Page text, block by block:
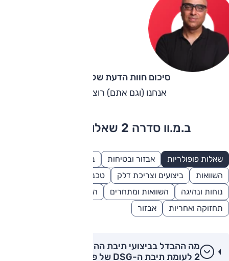
סיכום חוות הדעת של קינן כהן
אנחנו (וגם אתם) רוצים אחת.
ב.מ.וו סדרה 2 שאלות ותשובות
שאלות פופולריות אבזור ובטיחות בטיחות
השוואות
ביצועים וצריכת דלק טכנולוגיה
נוחות ונהיגה
השוואות ומתחרים
השוואה ותחרות
תחזוקה ואחריות
אבזור
מה ההבדל בביצועי תיבת ההילוכים של ב.מ.וו סדרה
2 לעומת תיבת ה-DSG של פולקסווגן גולף GTI?